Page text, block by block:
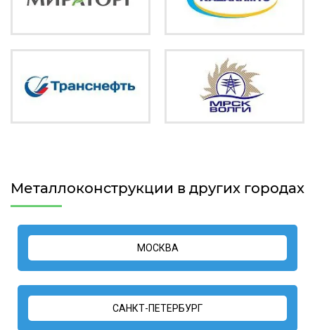
Металлоконструкции в других городах
МОСКВА
САНКТ-ПЕТЕРБУРГ